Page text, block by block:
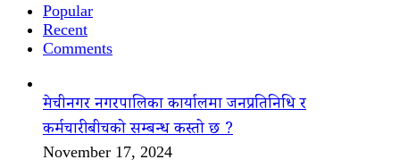
Popular
Recent
Comments
मेचीनगर नगरपालिका कार्यालमा जनप्रतिनिधि र
कर्मचारीबीचको सम्बन्ध कस्तो छ ?
November 17, 2024